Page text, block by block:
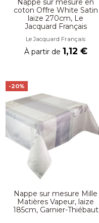
Nappe sur mesure en
coton Offre White Satin
laize 270cm, Le
Jacquard Français
Le Jacquard Français
À partir de 1,12 €
-20%
Nappe sur mesure Mille
Matières Vapeur, laize
185cm, Garnier-Thiébaut